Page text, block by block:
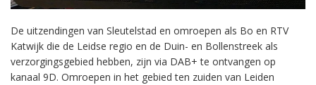
De uitzendingen van Sleutelstad en omroepen als Bo en RTV
Katwijk die de Leidse regio en de Duin- en Bollenstreek als
verzorgingsgebied hebben, zijn via DAB+ te ontvangen op
kanaal 9D. Omroepen in het gebied ten zuiden van Leiden